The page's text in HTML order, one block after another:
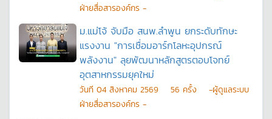
ฝ่ายสื่อสารองค์กร -
ม.แม่โจ้ จับมือ สนพ.ลำพูน ยกระดับทักษะ
แรงงาน "การเชื่อมอาร์กโลหะอุปกรณ์
พลังงาน" ลุยพัฒนาหลักสูตรตอบโจทย์
อุตสาหกรรมยุคใหม่
วันที 04 สิงหาคม 2569 56 ครั้ง
-ผู้ดูแลระบบ
ฝ่ายสื่อสารองค์กร -